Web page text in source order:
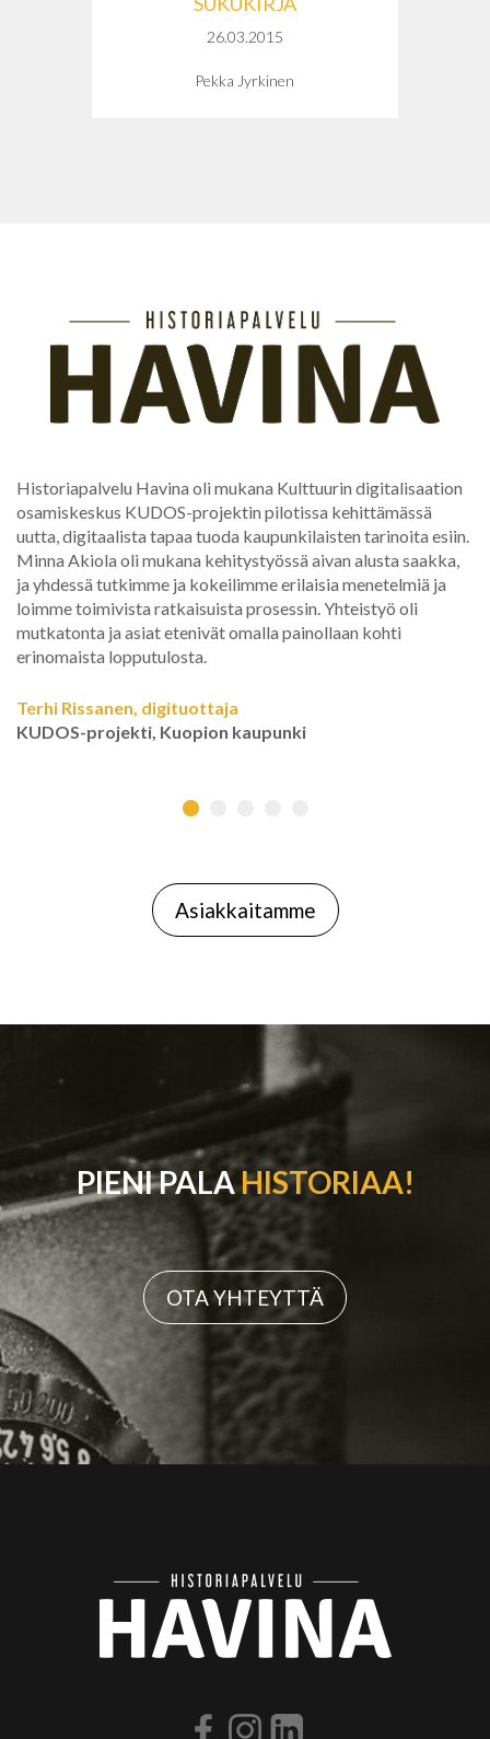
26.03.2015
Pekka Jyrkinen
Historiapalvelu Havina oli mukana Kulttuurin digitalisaation
osamiskeskus KUDOS-projektin pilotissa kehittämässä
uutta, digitaalista tapaa tuoda kaupunkilaisten tarinoita esiin.
Minna Akiola oli mukana kehitystyössä aivan alusta saakka,
ja yhdessä tutkimme ja kokeilimme erilaisia menetelmiä ja
loimme toimivista ratkaisuista prosessin. Yhteistyö oli
mutkatonta ja asiat etenivät omalla painollaan kohti
erinomaista lopputulosta.
Terhi Rissanen, digituottaja
KUDOS-projekti, Kuopion kaupunki
Asiakkaitamme
PIENI PALAHISTORIAA!
OTA YHTEYTTÄ